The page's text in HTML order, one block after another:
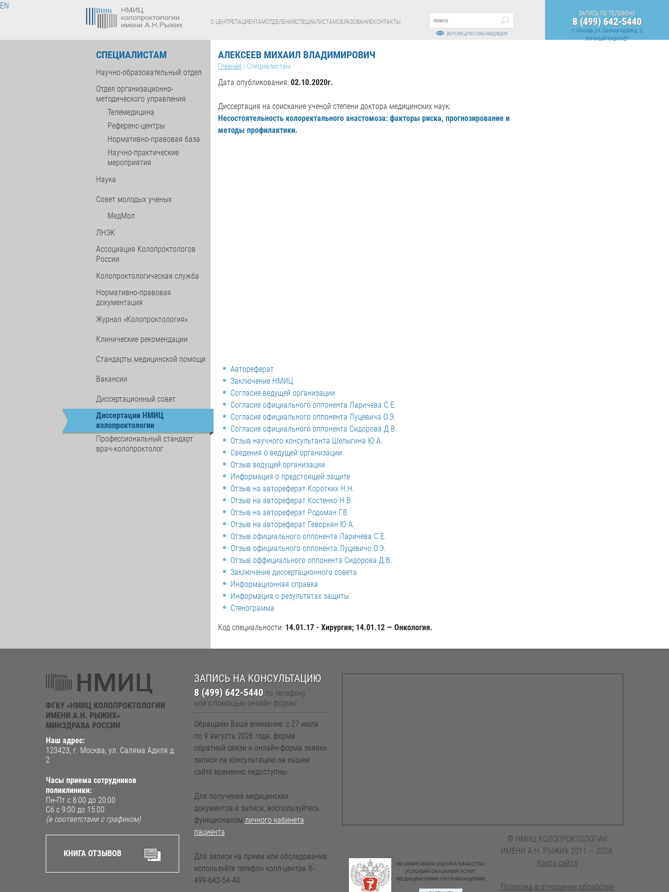
О ЦЕНТРЕПАЦИЕНТАМОТДЕЛЕНИЯСПЕЦИАЛИСТАМОБРАЗОВАНИЕКОНТАКТЫ
ВЕРСИЯ ДЛЯ СЛАБОВИДЯЩИХ
EN
ЗАПИСЬ ПО ТЕЛЕФОНУ
8 (499) 642-5440
г. Москва, ул. Саляма Адиля д. 2
ЛИЧНЫЙ КАБИНЕТ
СПЕЦИАЛИСТАМ
Научно-образовательный отдел
Отдел организационно-
методического управления
Телемедицина
Референс-центры
Нормативно-правовая база
Научно-практические
мероприятия
Наука
Совет молодых ученых
МедМол
ЛНЭК
Ассоциация Колопроктологов
России
Колопроктологическая служба
Нормативно-правовая
документация
Журнал «Колопроктология»
Клинические рекомендации
Стандарты медицинской помощи
Вакансии
Диссертационный совет
Диссертации НМИЦ
колопроктологии
Профессиональный стандарт
врач-колопроктолог
АЛЕКСЕЕВ МИХАИЛ ВЛАДИМИРОВИЧ
Главная / Специалистам
Дата опубликования:02.10.2020г.
Диссертация на соискание ученой степени доктора медицинских наук:
Несостоятельность колоректального анастомоза: факторы риска, прогнозирование и
методы профилактики.
Автореферат
Заключение НМИЦ
Согласие ведущей организации
Согласие официального оппонента Ларичева С.Е.
Согласие официального оппонента Луцевича О.Э.
Согласие официального оппонента Сидорова Д.В.
Отзыв научного консультанта Шелыгина Ю.А.
Сведения о ведущей организации
Отзыв ведущей организации
Информация о предстоящей защите
Отзыв на автореферат Коротких Н.Н.
Отзыв на автореферат Костенко Н.В.
Отзыв на автореферат Родоман Г.В.
Отзыв на автореферат Геворкян Ю.А.
Отзыв официального оппонента Ларичева С.Е.
Отзыв официального оппонента Луцевичо О.Э.
Отзыв оффициального оппонента Сидорова Д.В.
Заключение диссертационного совета
Информационная справка
Информация о результатах защиты
Стенограмма
Код специальности: 14.01.17 - Хирургия; 14.01.12 — Онкология.
ФГБУ «НМИЦ КОЛОПРОКТОЛОГИИ
ИМЕНИ А.Н. РЫЖИХ»
МИНЗДРАВА РОССИИ
Наш адрес:
123423, г. Москва, ул. Саляма Адиля д.
2
Часы приема сотрудников
поликлиники:
Пн-Пт с 8:00 до 20:00
Сб с 9:00 до 15:00
(в соответствии с графиком)
КНИГА ОТЗЫВОВ
ЗАПИСЬ НА КОНСУЛЬТАЦИЮ
8 (499) 642-5440по телефону
или с помощью онлайн формы
Обращаем Ваше внимание: с 27 июля
по 9 августа 2026 года, форма
обратной связи и онлайн-форма заявки
записи на консультацию на нашем
сайте временно недоступны.
Для получения медицинских
документов и записи, воспользуйтесь
функционалом личного кабинета
пациента.
Для записи на прием или обследования
используйте телефон колл-центра 8-
499-642-54-40.
© НМИЦ КОЛОПРОКТОЛОГИИ
ИМЕНИ А.Н. РЫЖИХ 2011 — 2026,
Карта сайта
Политика в отношении обработки